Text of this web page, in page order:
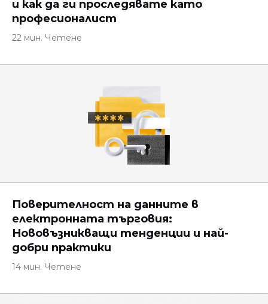
и как да ги проследявате като
професионалист
22 мин. Четене
Поверителност на данните в
електронната търговия:
Нововъзникващи тенденции и най-
добри практики
14 мин. Четене